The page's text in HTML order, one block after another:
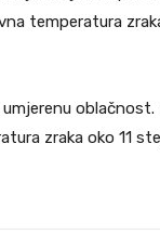
temperatura
umjerenu
zraka oko 11